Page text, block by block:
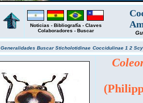
Noticias - Bibliografía - Claves
Colaboradores - Buscar
Generalidades BuscarSticholotidinae Coccidulinae 1 2